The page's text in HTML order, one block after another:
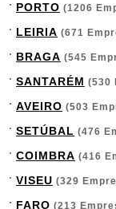
PORTO (1206
LEIRIA (671
BRAGA (545
SANTARÉM (530
AVEIRO (503
SETÚBAL (476
COIMBRA (416
VISEU (329
FARO (213